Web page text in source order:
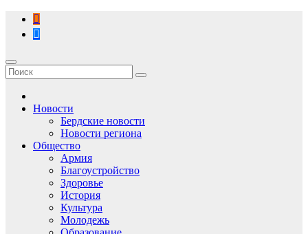
Перейти
содержимому
Новости
Бердские новости
Новости региона
Общество
Армия
Благоустройство
Здоровье
История
Культура
Молодежь